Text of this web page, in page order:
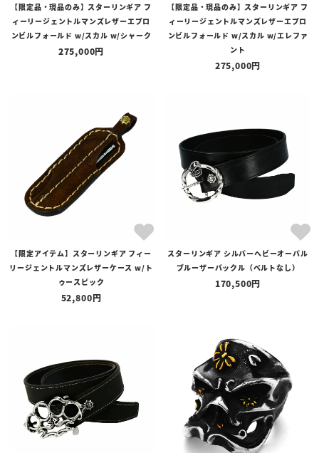
【限定品・現品のみ】スターリンギア フ
ィーリージェントルマンズレザーエプロ
ンビルフォールド w/スカル w/シャーク
275,000
【限定品・現品のみ】スターリンギア フ
ィーリージェントルマンズレザーエプロ
ンビルフォールド w/スカル w/エレファ
ント
275,000
【限定アイテム】スターリンギア フィー
リージェントルマンズレザーケース w/ト
ゥースピック
52,800
スターリンギア シルバーヘビーオーバル
ブルーザーバックル（ベルトなし）
170,500